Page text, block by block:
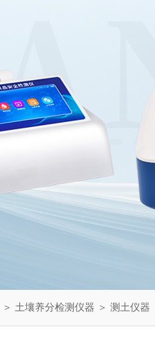
＞ 土壤养分检测仪器 ＞ 测土仪器